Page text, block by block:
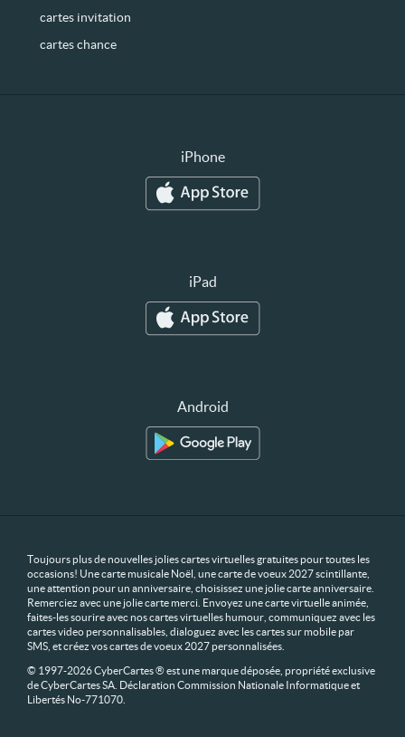
cartes invitation
cartes chance
iPhone
iPad
Android
Toujours plus de nouvelles jolies cartes virtuelles gratuites pour toutes les
occasions! Une carte musicale Noël, une carte de voeux 2027 scintillante,
une attention pour un anniversaire, choisissez une jolie carte anniversaire.
Remerciez avec une jolie carte merci. Envoyez une carte virtuelle animée,
faites-les sourire avec nos cartes virtuelles humour, communiquez avec les
cartes video personnalisables, dialoguez avec les cartes sur mobile par
SMS, et créez vos cartes de voeux 2027 personnalisées.
© 1997-2026 CyberCartes ® est une marque déposée, propriété exclusive
de CyberCartes SA. Déclaration Commission Nationale Informatique et
Libertés No-771070.